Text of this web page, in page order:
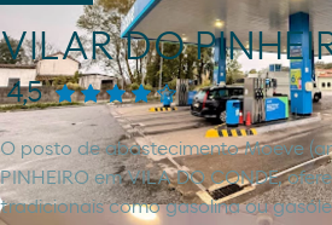
VILAR DO
4,5
O posto de abastecimento Moeve
PINHEIRO em VILA DO CONDE,
tradicionais como gasolina ou